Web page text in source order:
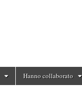
Hanno collaborato